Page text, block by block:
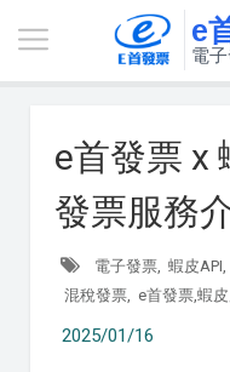
e
電
e首發票 x
發票服務
電子發票, 蝦皮API,
混稅發票, e首發票,蝦
2025/01/16